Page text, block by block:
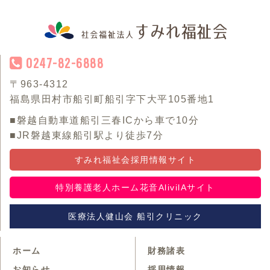
0247-82-6888
〒963-4312
福島県田村市船引町船引字下大平105番地1
■磐越自動車道船引三春ICから車で10分
■JR磐越東線船引駅より徒歩7分
すみれ福祉会採用情報サイト
特別養護老人ホーム花音AlivilAサイト
医療法人健山会 船引クリニック
ホーム
財務諸表